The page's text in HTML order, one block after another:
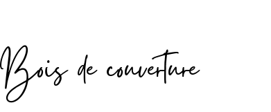
Bois de couverture